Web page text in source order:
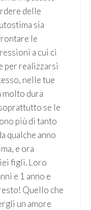
delle
sia
le
a cui ci
per realizzarsi
nelle tue
molto dura
se le
più di tanto
qualche anno
e ora
figli. Loro
e 1 anno e
Quello che
un amore